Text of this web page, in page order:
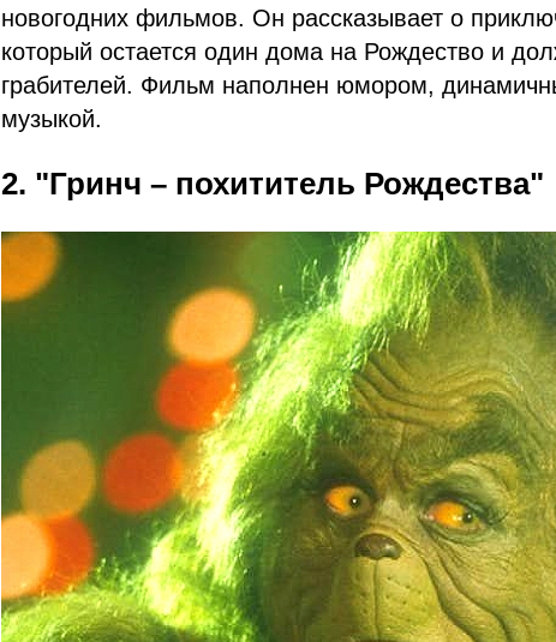
новогодних фильмов. Он рассказывает о
который остается один дома на Рождество и
грабителей. Фильм наполнен юмором,
музыкой.
2. "Гринч – похититель Рождества"